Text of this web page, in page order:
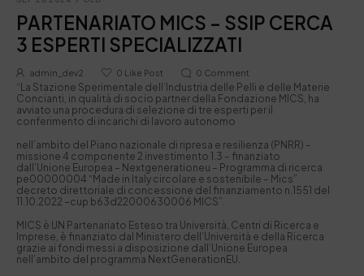
PARTENARIATO MICS – SSIP CERCA
3 ESPERTI SPECIALIZZATI
admin_dev2 0 Like Post 0 Comment
“La Stazione Sperimentale dell’Industria delle Pelli e delle Materie
Concianti, in qualità di socio partner della Fondazione MICS, ha
avviato una procedura di selezione di tre esperti per il
conferimento di incarichi di lavoro autonomo
nell’ambito del Piano nazionale di ripresa e resilienza (PNRR) –
missione 4 componente 2 investimento 1.3 – finanziato
dall’Unione Europea – Nextgenerationeu – Programma di ricerca
pe00000004 “Made in Italy circolare e sostenibile – Mics”
decreto direttoriale di concessione del finanziamento n.1551 del
11.10.2022 –cup b63d22000630006 MICS”.
MICS è UN Partenariato Esteso tra Università, Centri di Ricerca e
Imprese, è finanziato dal Ministero dell’Università e della Ricerca
grazie ai fondi messi a disposizione dall’Unione Europea
nell’ambito del programma NextGenerationEU.